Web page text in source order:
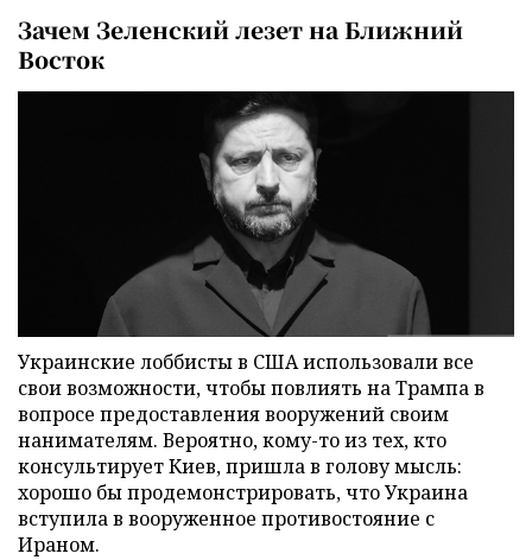
Зачем Зеленский лезет на Ближний
Восток
Украинские лоббисты в США использовали все
свои возможности, чтобы повлиять на Трампа в
вопросе предоставления вооружений своим
нанимателям. Вероятно, кому-то из тех, кто
консультирует Киев, пришла в голову мысль:
хорошо бы продемонстрировать, что Украина
вступила в вооруженное противостояние с
Ираном.